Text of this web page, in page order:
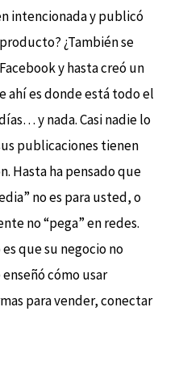
intencionada y publicó
¿También se
y hasta creó un
ahí es donde está todo el
y nada. Casi nadie lo
publicaciones tienen
Hasta ha pensado que
no es para usted, o
no “pega” en redes.
que su negocio no
cómo usar
para vender, conectar